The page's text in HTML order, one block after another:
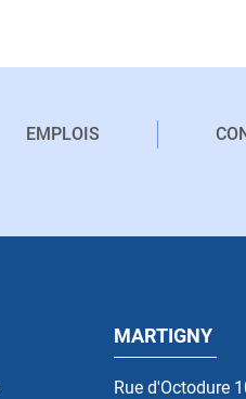
EMPLOIS
MARTIGNY
Rue d'Octodure